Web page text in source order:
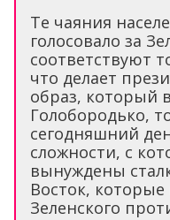
Те чаяния
голосовало за
соответствуют
что делает
образ, который
Голобородько,
сегодняшний
сложности, с
вынуждены
Восток, которые
Зеленского